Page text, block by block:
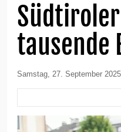
tausende
Samstag, 27. September